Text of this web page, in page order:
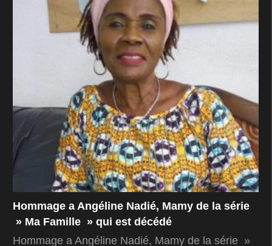
Hommage a Angéline Nadié, Mamy de la série
» Ma Famille » qui est décédé
Hommage a Angéline Nadié, Mamy de la série »